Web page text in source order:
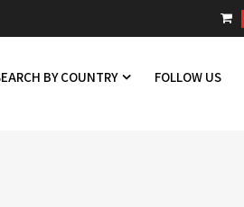
BY COUNTRY FOLLOW US